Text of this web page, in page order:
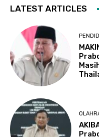
LATEST ARTICLES